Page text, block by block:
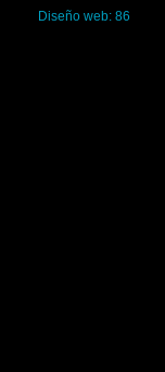
Diseño web: 86